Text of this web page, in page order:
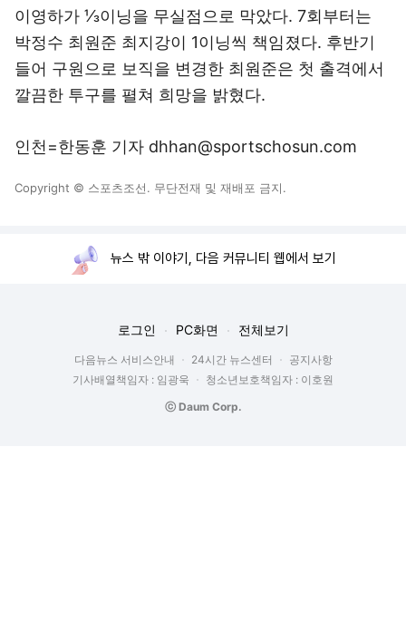
이영하가 ⅓이닝을 무실점으로 막았다. 7회부터는
박정수 최원준 최지강이 1이닝씩 책임졌다. 후반기
들어 구원으로 보직을 변경한 최원준은 첫 출격에서
깔끔한 투구를 펼쳐 희망을 밝혔다.
인천=한동훈 기자 dhhan@sportschosun.com
Copyright © 스포츠조선. 무단전재 및 재배포 금지.
뉴스 밖 이야기, 다음 커뮤니티 웹에서 보기
로그인 PC화면 전체보기
다음뉴스 서비스안내 24시간 뉴스센터
공지사항
기사배열책임자 : 임광욱
청소년보호책임자 : 이호원
ⓒ Daum Corp.